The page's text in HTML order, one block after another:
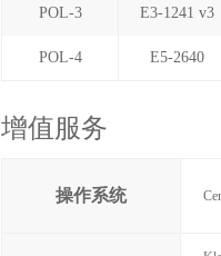
POL-3 E3-1241 v3
POL-4 E5-2640
增值服务
操作系统